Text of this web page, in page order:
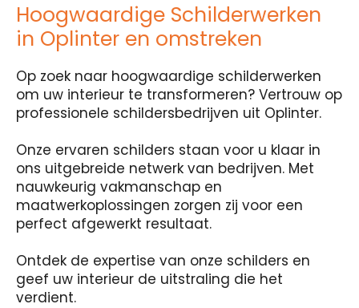
Hoogwaardige Schilderwerken
in Oplinter en omstreken
Op zoek naar hoogwaardige schilderwerken
om uw interieur te transformeren? Vertrouw op
professionele schildersbedrijven uit Oplinter.
Onze ervaren schilders staan voor u klaar in
ons uitgebreide netwerk van bedrijven. Met
nauwkeurig vakmanschap en
maatwerkoplossingen zorgen zij voor een
perfect afgewerkt resultaat.
Ontdek de expertise van onze schilders en
geef uw interieur de uitstraling die het
verdient.